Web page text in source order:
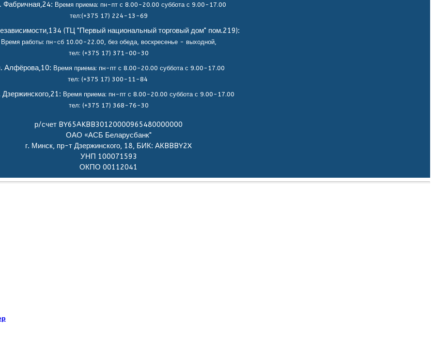
Фабричная,24: Время приема: пн-пт с 8.00-20.00 суббота с 9.00-17.00
тел:(+375 17) 224-13-69
(ТЦ "Первый национальный торговый дом" пом.219):
Время работы: пн-сб 10.00-22.00, без обеда, воскресенье - выходной,
тел: (+375 17) 371-00-30
Алфёрова,10: Время приема: пн-пт с 8.00-20.00 суббота с 9.00-17.00
тел: (+375 17) 300-11-84
Время приема: пн-пт с 8.00-20.00 суббота с 9.00-17.00
тел: (+375 17) 368-76-30
р/счет BY65AKBB30120000965480000000
ОАО «АСБ Беларусбанк"
г. Минск, пр-т Дзержинского, 18, БИК: АКBBBY2X
УНП 100071593
ОКПО 00112041